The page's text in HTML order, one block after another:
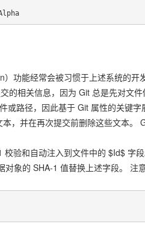
功能经常会被习惯于上述系统的
的相关信息，因为 Git 总是先对文
或路径，因此基于 Git 属性的关键
，并在再次提交前删除这些文本。
验和自动注入到文件中的 $Id$ 字
象的 SHA-1 值替换上述字段。 注